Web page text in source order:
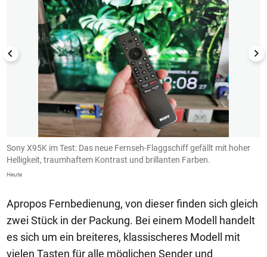
Sony X95K im Test: Das neue Fernseh-Flaggschiff gefällt mit hoher
Helligkeit, traumhaftem Kontrast und brillanten Farben.
Heute
Apropos Fernbedienung, von dieser finden sich gleich
zwei Stück in der Packung. Bei einem Modell handelt
es sich um ein breiteres, klassischeres Modell mit
vielen Tasten für alle möglichen Sender und